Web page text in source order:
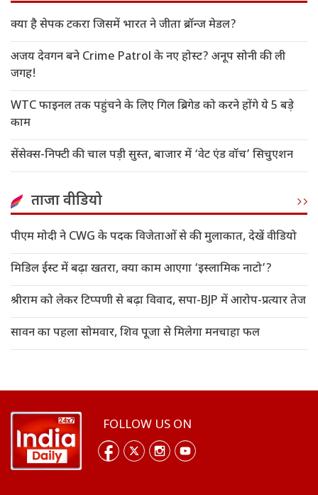
क्या है सेपक टकरा जिसमें भारत ने जीता ब्रॉन्ज मेडल?
अजय देवगन बने Crime Patrol के नए होस्ट? अनूप सोनी की ली
जगह!
WTC फाइनल तक पहुंचने के लिए गिल ब्रिगेड को करने होंगे ये 5 बड़े
काम
सेंसेक्स-निफ्टी की चाल पड़ी सुस्त, बाजार में ‘वेट एंड वॉच’ सिचुएशन
ताजा वीडियो
पीएम मोदी ने CWG के पदक विजेताओं से की मुलाकात, देखें वीडियो
मिडिल ईस्ट में बढ़ा खतरा, क्या काम आएगा ‘इस्लामिक नाटो’?
श्रीराम को लेकर टिप्पणी से बढ़ा विवाद, सपा-BJP में आरोप-प्रत्यार तेज
सावन का पहला सोमवार, शिव पूजा से मिलेगा मनचाहा फल
FOLLOW US ON